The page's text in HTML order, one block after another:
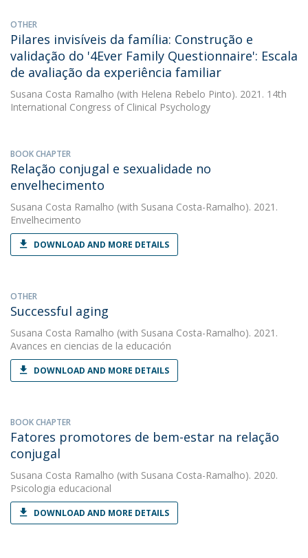
OTHER
Pilares invisíveis da família: Construção e
validação do '4Ever Family Questionnaire': Escala
de avaliação da experiência familiar
Susana Costa Ramalho (with Helena Rebelo Pinto). 2021. 14th
International Congress of Clinical Psychology
BOOK CHAPTER
Relação conjugal e sexualidade no
envelhecimento
Susana Costa Ramalho (with Susana Costa-Ramalho). 2021.
Envelhecimento
DOWNLOAD AND MORE DETAILS
OTHER
Successful aging
Susana Costa Ramalho (with Susana Costa-Ramalho). 2021.
Avances en ciencias de la educación
DOWNLOAD AND MORE DETAILS
BOOK CHAPTER
Fatores promotores de bem-estar na relação
conjugal
Susana Costa Ramalho (with Susana Costa-Ramalho). 2020.
Psicologia educacional
DOWNLOAD AND MORE DETAILS